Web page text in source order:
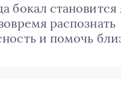
бокал
распознать
и помочь